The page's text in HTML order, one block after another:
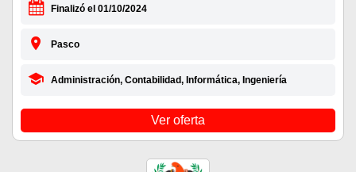
Finalizó el 01/10/2024
Pasco
Administración, Contabilidad, Informática, Ingeniería
Ver oferta